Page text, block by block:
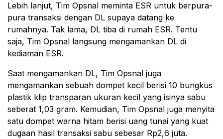
Lebih lanjut, Tim Opsnal meminta ESR untuk berpura-
pura transaksi dengan DL supaya datang ke
rumahnya. Tak lama, DL tiba di rumah ESR. Tentu
saja, Tim Opsnal langsung mengamankan DL di
kediaman ESR.
Saat mengamankan DL, Tim Opsnal juga
mengamankan sebuah dompet kecil berisi 10 bungkus
plastik klip transparan ukuran kecil yang isinya sabu
seberat 1,03 gram. Kemudian, Tim Opsnal juga menyita
satu dompet warna hitam berisi uang tunai yang kuat
dugaan hasil transaksi sabu sebesar Rp2,6 juta.